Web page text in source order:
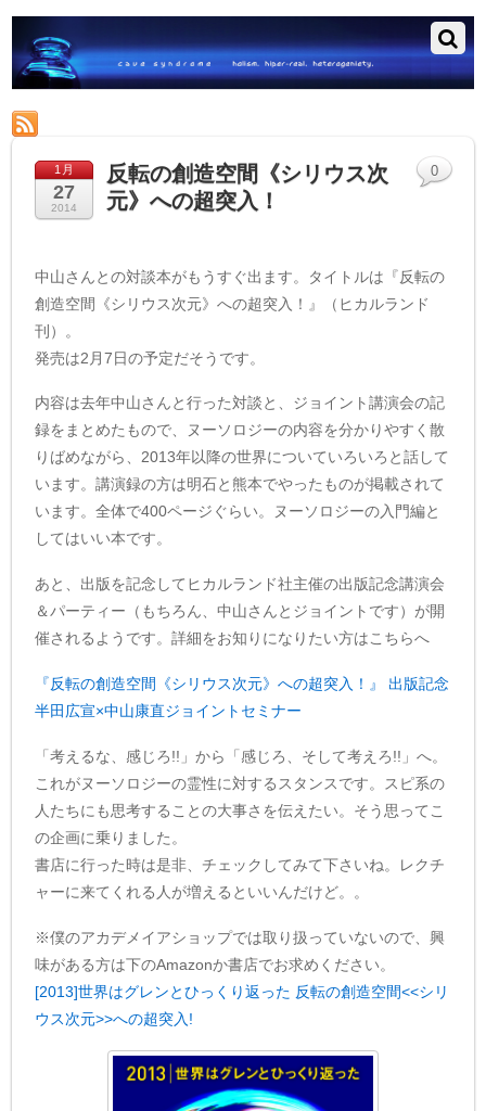
1月
27
2014
反転の創造空間《シリウス次
元》への超突入！
中山さんとの対談本がもうすぐ出ます。タイトルは『反転の
創造空間《シリウス次元》への超突入！』（ヒカルランド
刊）。
発売は2月7日の予定だそうです。
内容は去年中山さんと行った対談と、ジョイント講演会の記
録をまとめたもので、ヌーソロジーの内容を分かりやすく散
りばめながら、2013年以降の世界についていろいろと話して
います。講演録の方は明石と熊本でやったものが掲載されて
います。全体で400ページぐらい。ヌーソロジーの入門編と
してはいい本です。
あと、出版を記念してヒカルランド社主催の出版記念講演会
＆パーティー（もちろん、中山さんとジョイントです）が開
催されるようです。詳細をお知りになりたい方はこちらへ
『反転の創造空間《シリウス次元》への超突入！』 出版記念
半田広宣×中山康直ジョイントセミナー
「考えるな、感じろ!!」から「感じろ、そして考えろ!!」へ。
これがヌーソロジーの霊性に対するスタンスです。スピ系の
人たちにも思考することの大事さを伝えたい。そう思ってこ
の企画に乗りました。
書店に行った時は是非、チェックしてみて下さいね。レクチ
ャーに来てくれる人が増えるといいんだけど。。
※僕のアカデメイアショップでは取り扱っていないので、興
味がある方は下のAmazonか書店でお求めください。
[2013]世界はグレンとひっくり返った 反転の創造空間<<シリ
ウス次元>>への超突入!
0